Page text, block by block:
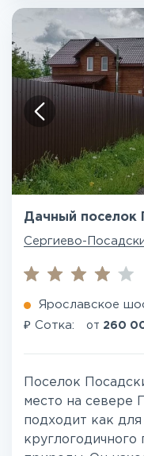
Дачный поселок
Сергиево-
Ярославское
₽ Сотка: от 260
Поселок
место на севере
подходит как для